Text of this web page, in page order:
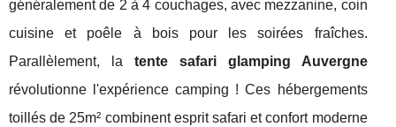
généralement de 2 à 4 couchages, avec mezzanine, coin
cuisine et poêle à bois pour les soirées fraîches.
Parallèlement, la tente safari glamping Auvergne
révolutionne l'expérience camping ! Ces hébergements
toillés de 25m² combinent esprit safari et confort moderne